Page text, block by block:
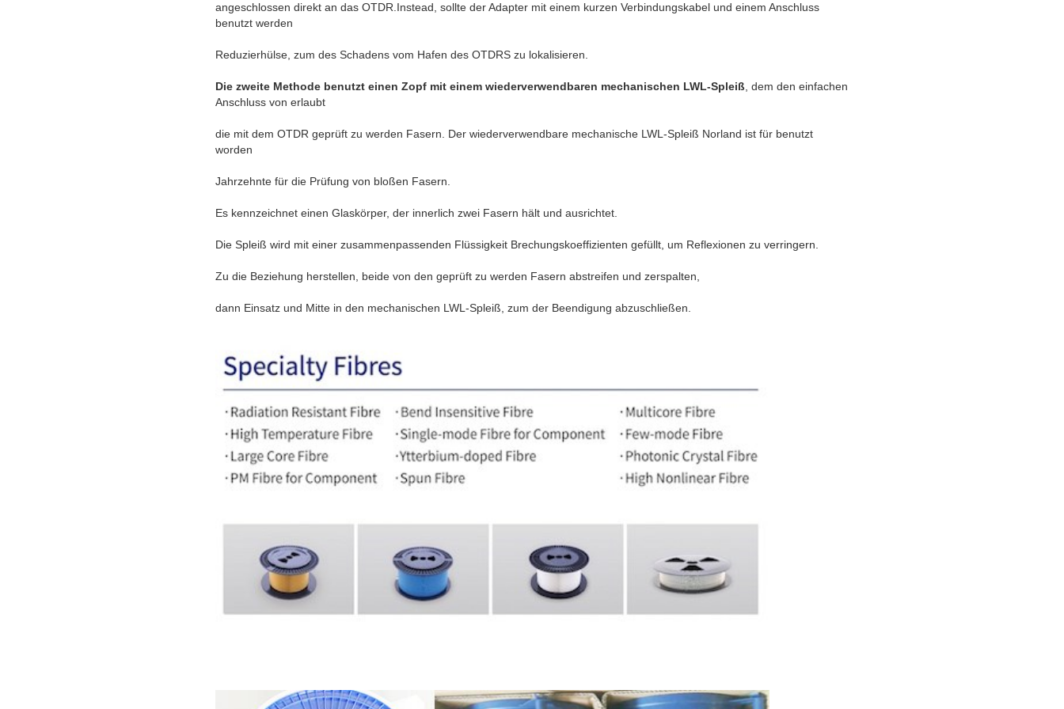
angeschlossen direkt an das OTDR.Instead, sollte der Adapter mit einem kurzen Verbindungskabel und einem Anschluss
benutzt werden
Reduzierhülse, zum des Schadens vom Hafen des OTDRS zu lokalisieren.
Die zweite Methode benutzt einen Zopf mit einem wiederverwendbaren mechanischen LWL-Spleiß , dem den einfachen
Anschluss von erlaubt
die mit dem OTDR geprüft zu werden Fasern. Der wiederverwendbare mechanische LWL-Spleiß Norland ist für benutzt
worden
Jahrzehnte für die Prüfung von bloßen Fasern.
Es kennzeichnet einen Glaskörper, der innerlich zwei Fasern hält und ausrichtet.
Die Spleiß wird mit einer zusammenpassenden Flüssigkeit Brechungskoeffizienten gefüllt, um Reflexionen zu verringern.
Zu die Beziehung herstellen, beide von den geprüft zu werden Fasern abstreifen und zerspalten,
dann Einsatz und Mitte in den mechanischen LWL-Spleiß, zum der Beendigung abzuschließen.